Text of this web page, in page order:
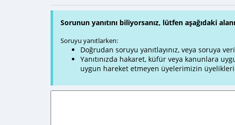
Sorunun yanıtını biliyorsanız, lütfen aşağıdaki
Soruyu yanıtlarken:
Doğrudan soruyu yanıtlayınız, veya soruya
Yanıtınızda hakaret, küfür veya kanunlara
uygun hareket etmeyen üyelerimizin